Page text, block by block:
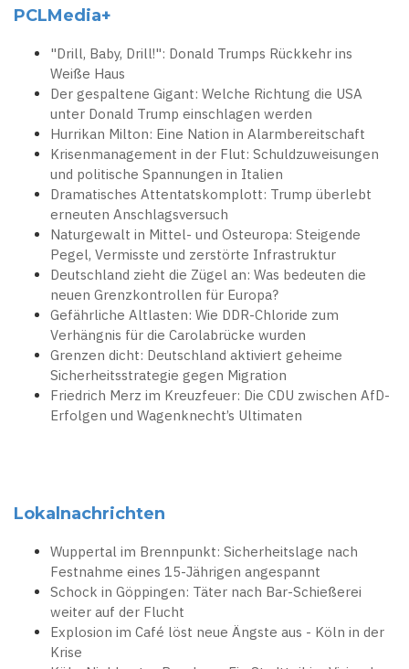
PCLMedia+
"Drill, Baby, Drill!": Donald Trumps Rückkehr ins
Weiße Haus
Der gespaltene Gigant: Welche Richtung die USA
unter Donald Trump einschlagen werden
Hurrikan Milton: Eine Nation in Alarmbereitschaft
Krisenmanagement in der Flut: Schuldzuweisungen
und politische Spannungen in Italien
Dramatisches Attentatskomplott: Trump überlebt
erneuten Anschlagsversuch
Naturgewalt in Mittel- und Osteuropa: Steigende
Pegel, Vermisste und zerstörte Infrastruktur
Deutschland zieht die Zügel an: Was bedeuten die
neuen Grenzkontrollen für Europa?
Gefährliche Altlasten: Wie DDR-Chloride zum
Verhängnis für die Carolabrücke wurden
Grenzen dicht: Deutschland aktiviert geheime
Sicherheitsstrategie gegen Migration
Friedrich Merz im Kreuzfeuer: Die CDU zwischen AfD-
Erfolgen und Wagenknecht’s Ultimaten
Lokalnachrichten
Wuppertal im Brennpunkt: Sicherheitslage nach
Festnahme eines 15-Jährigen angespannt
Schock in Göppingen: Täter nach Bar-Schießerei
weiter auf der Flucht
Explosion im Café löst neue Ängste aus - Köln in der
Krise